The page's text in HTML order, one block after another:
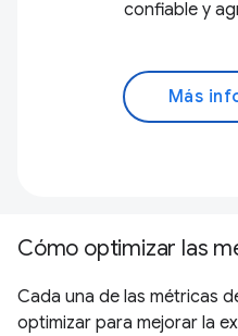
confiable y
Más
Cómo optimizar las
Cada una de las métricas
optimizar para mejorar la